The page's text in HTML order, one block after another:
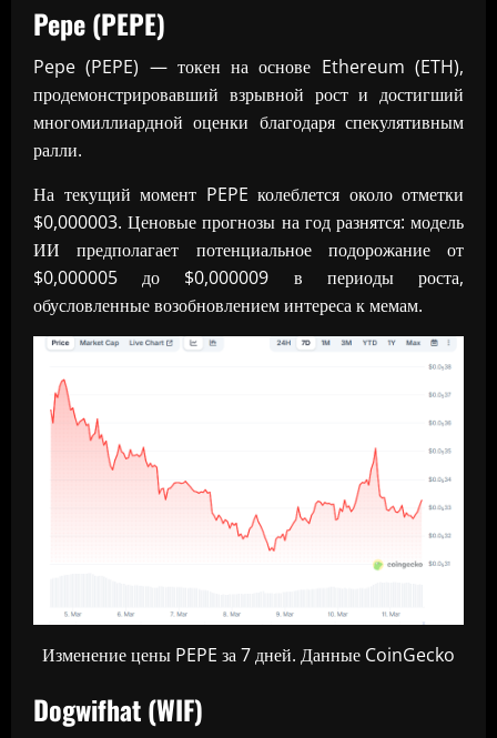
Pepe (PEPE)
Pepe (PEPE) — токен на основе Ethereum (ETH),
продемонстрировавший взрывной рост и достигший
многомиллиардной оценки благодаря спекулятивным
ралли.
На текущий момент PEPE колеблется около отметки
$0,000003. Ценовые прогнозы на год разнятся: модель
ИИ предполагает потенциальное подорожание от
$0,000005 до $0,000009 в периоды роста,
обусловленные возобновлением интереса к мемам.
Изменение цены PEPE за 7 дней. Данные CoinGecko
Dogwifhat (WIF)